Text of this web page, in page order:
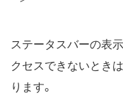
ステータスバーの表
クセスできないとき
ります。